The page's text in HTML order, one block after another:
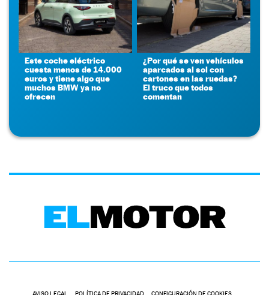
Este coche eléctrico
cuesta menos de 14.000
euros y tiene algo que
muchos BMW ya no
ofrecen
¿Por qué se ven vehículos
aparcados al sol con
cartones en las ruedas?
El truco que todos
comentan
AVISO LEGAL POLÍTICA DE PRIVACIDAD CONFIGURACIÓN DE COOKIES